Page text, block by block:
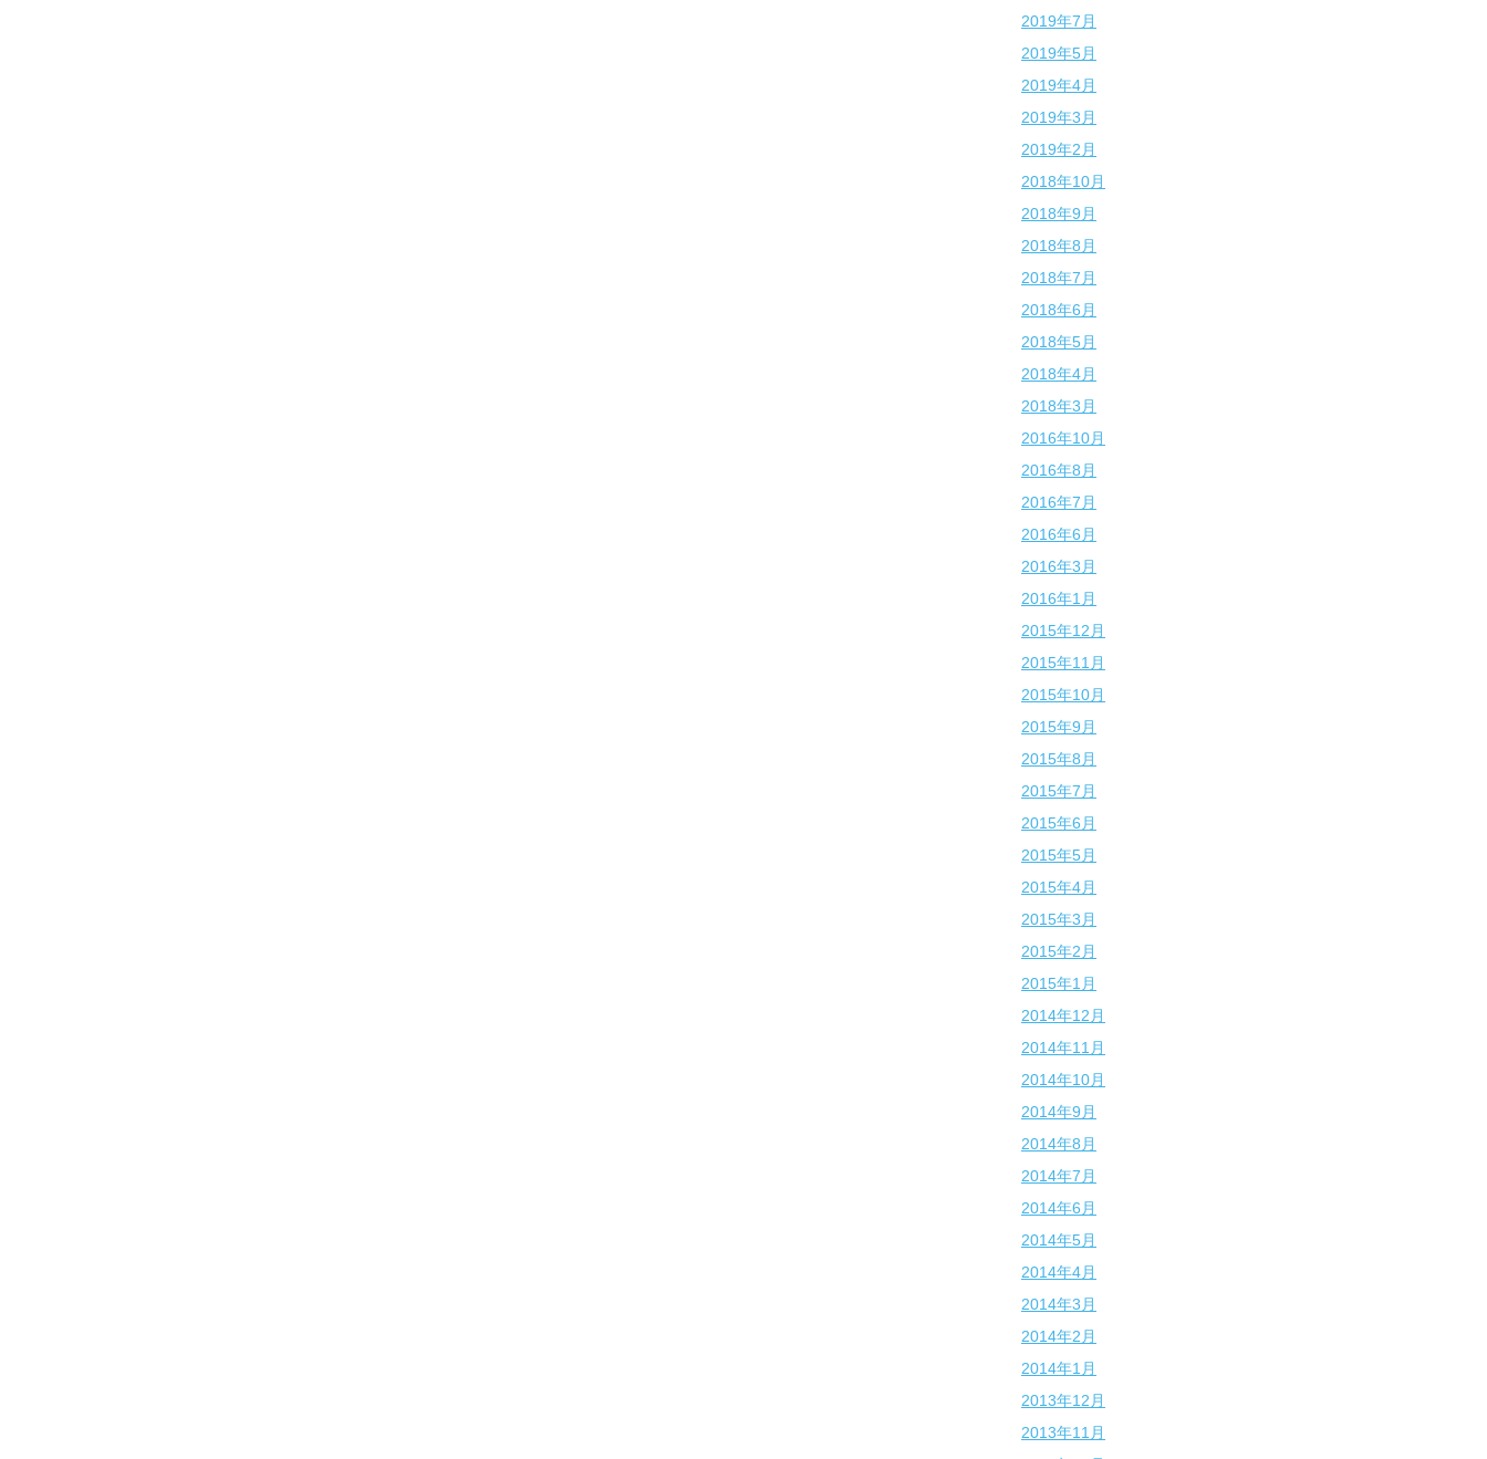
2019年7月
2019年5月
2019年4月
2019年3月
2019年2月
2018年10月
2018年9月
2018年8月
2018年7月
2018年6月
2018年5月
2018年4月
2018年3月
2016年10月
2016年8月
2016年7月
2016年6月
2016年3月
2016年1月
2015年12月
2015年11月
2015年10月
2015年9月
2015年8月
2015年7月
2015年6月
2015年5月
2015年4月
2015年3月
2015年2月
2015年1月
2014年12月
2014年11月
2014年10月
2014年9月
2014年8月
2014年7月
2014年6月
2014年5月
2014年4月
2014年3月
2014年2月
2014年1月
2013年12月
2013年11月